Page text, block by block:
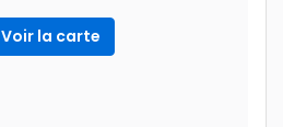
Voir la carte